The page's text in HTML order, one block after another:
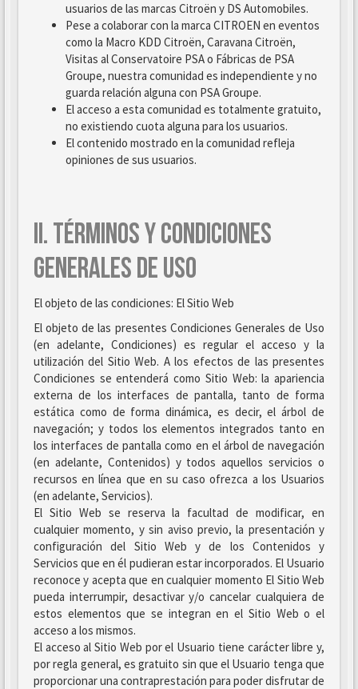
usuarios de las marcas Citroën y DS Automobiles.
Pese a colaborar con la marca CITROEN en eventos
como la Macro KDD Citroën, Caravana Citroën,
Visitas al Conservatoire PSA o Fábricas de PSA
Groupe, nuestra comunidad es independiente y no
guarda relación alguna con PSA Groupe.
El acceso a esta comunidad es totalmente gratuito,
no existiendo cuota alguna para los usuarios.
El contenido mostrado en la comunidad refleja
opiniones de sus usuarios.
II. TÉRMINOS Y CONDICIONES
GENERALES DE USO
El objeto de las condiciones: El Sitio Web
El objeto de las presentes Condiciones Generales de Uso
(en adelante, Condiciones) es regular el acceso y la
utilización del Sitio Web. A los efectos de las presentes
Condiciones se entenderá como Sitio Web: la apariencia
externa de los interfaces de pantalla, tanto de forma
estática como de forma dinámica, es decir, el árbol de
navegación; y todos los elementos integrados tanto en
los interfaces de pantalla como en el árbol de navegación
(en adelante, Contenidos) y todos aquellos servicios o
recursos en línea que en su caso ofrezca a los Usuarios
(en adelante, Servicios).
El Sitio Web se reserva la facultad de modificar, en
cualquier momento, y sin aviso previo, la presentación y
configuración del Sitio Web y de los Contenidos y
Servicios que en él pudieran estar incorporados. El Usuario
reconoce y acepta que en cualquier momento El Sitio Web
pueda interrumpir, desactivar y/o cancelar cualquiera de
estos elementos que se integran en el Sitio Web o el
acceso a los mismos.
El acceso al Sitio Web por el Usuario tiene carácter libre y,
por regla general, es gratuito sin que el Usuario tenga que
proporcionar una contraprestación para poder disfrutar de